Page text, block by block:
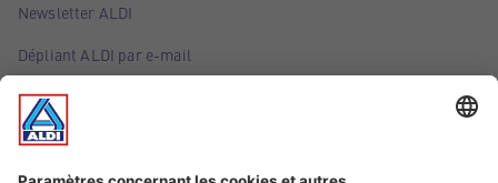
Newsletter ALDI
Dépliant ALDI par e-mail
Offres
Infos essentielles